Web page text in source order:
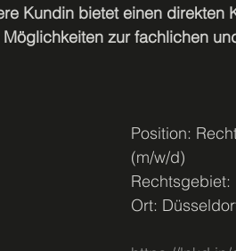
Kundin bietet einen direkten
zur fachlichen
Position:
(m/w/d)
Ort: